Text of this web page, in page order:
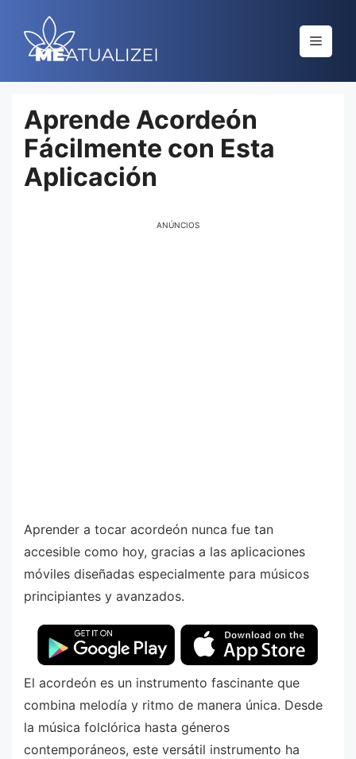
contenido
Menú
Aprende Acordeón
Fácilmente con Esta
Aplicación
ANÚNCIOS
Aprender a tocar acordeón nunca fue tan
accesible como hoy, gracias a las aplicaciones
móviles diseñadas especialmente para músicos
principiantes y avanzados.
El acordeón es un instrumento fascinante que
combina melodía y ritmo de manera única. Desde
la música folclórica hasta géneros
contemporáneos, este versátil instrumento ha